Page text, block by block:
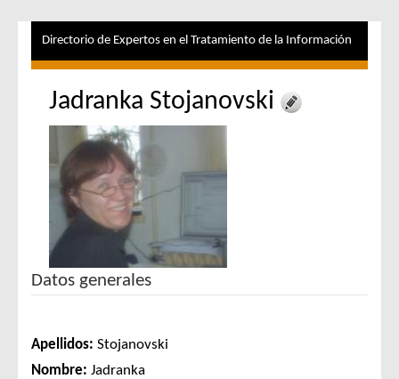
Directorio de Expertos en el Tratamiento de la Información
Jadranka Stojanovski
Datos generales
Apellidos: Stojanovski
Nombre: Jadranka